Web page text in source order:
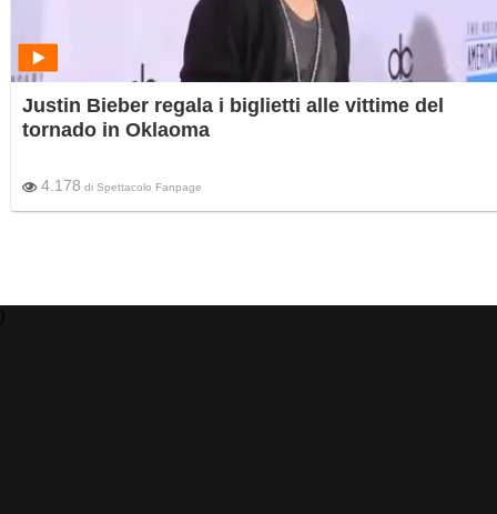
Justin Bieber regala i biglietti alle vittime del
tornado in Oklaoma
4.178 di Spettacolo Fanpage